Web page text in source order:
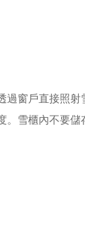
窗戶直接照
雪櫃內不要